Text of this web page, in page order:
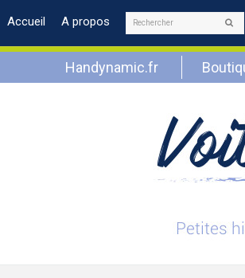
Accueil A propos Rechercher
Handynamic.fr